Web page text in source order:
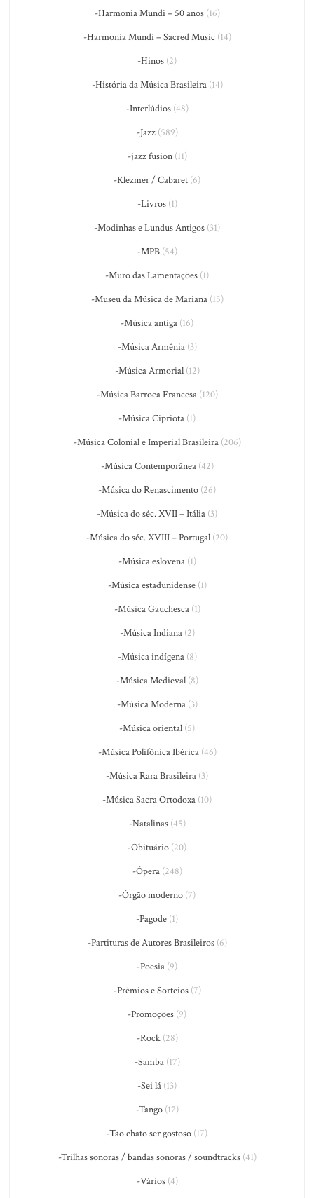
-Harmonia Mundi – 50 anos(16)
-Harmonia Mundi – Sacred Music (14)
-Hinos (2)
-História da Música Brasileira(14)
-Interlúdios(48)
-Jazz(589)
-jazz fusion(11)
-Klezmer / Cabaret (6)
-Livros(1)
-Modinhas e Lundus Antigos (31)
-MPB(54)
-Muro das Lamentações (1)
-Museu da Música de Mariana(15)
-Música antiga (16)
-Música Armênia(3)
-Música Armorial(12)
-Música Barroca Francesa(120)
-Música Cipriota (1)
-Música Colonial e Imperial Brasileira(206)
-Música Contemporânea(42)
-Música do Renascimento (26)
-Música do séc. XVII – Itália (3)
-Música do séc. XVIII – Portugal (20)
-Música eslovena(1)
-Música estadunidense(1)
-Música Gauchesca(1)
-Música Indiana(2)
-Música indígena(8)
-Música Medieval(8)
-Música Moderna(3)
-Música oriental (5)
-Música Polifônica Ibérica(46)
-Música Rara Brasileira (3)
-Música Sacra Ortodoxa (10)
-Natalinas(45)
-Obituário (20)
-Ópera(248)
-Órgão moderno (7)
-Pagode (1)
-Partituras de Autores Brasileiros(6)
-Poesia (9)
-Prêmios e Sorteios(7)
-Promoções (9)
-Rock(28)
-Samba(17)
-Sei lá (13)
-Tango(17)
-Tão chato ser gostoso (17)
-Trilhas sonoras / bandas sonoras / soundtracks(41)
-Vários(4)